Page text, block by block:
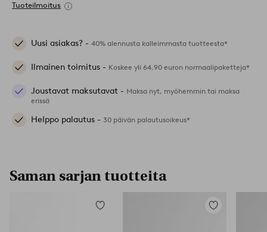
Tuoteilmoitus
Uusi asiakas? - 40% alennusta kalleimmasta tuotteesta*
Ilmainen toimitus - Koskee yli 64,90 euron normaalipaketteja*
Joustavat maksutavat - Maksa nyt, myöhemmin tai maksa
erissä
Helppo palautus - 30 päivän palautusoikeus*
Saman sarjan tuotteita
Lisää
Lisää